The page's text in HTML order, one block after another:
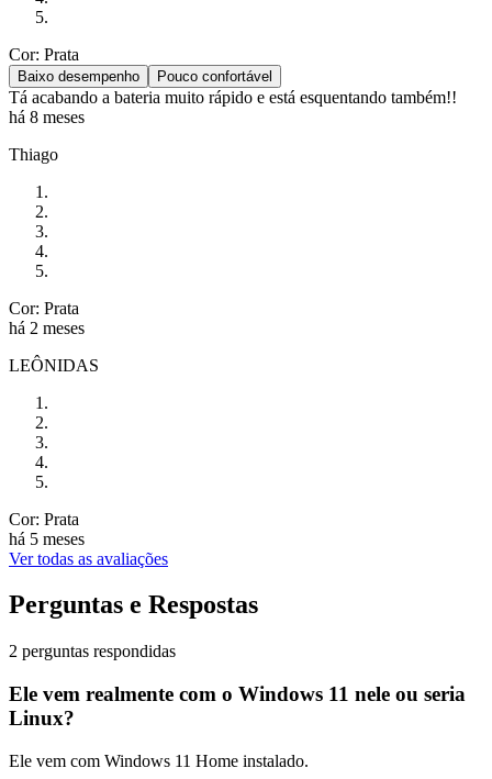
Cor: Prata
Baixo desempenho Pouco confortável
Tá acabando a bateria muito rápido e está esquentando também!!
há 8 meses
Thiago
Cor: Prata
há 2 meses
LEÔNIDAS
Cor: Prata
há 5 meses
Ver todas as avaliações
Perguntas e Respostas
2 perguntas respondidas
Ele vem realmente com o Windows 11 nele ou seria
Linux?
Ele vem com Windows 11 Home instalado.